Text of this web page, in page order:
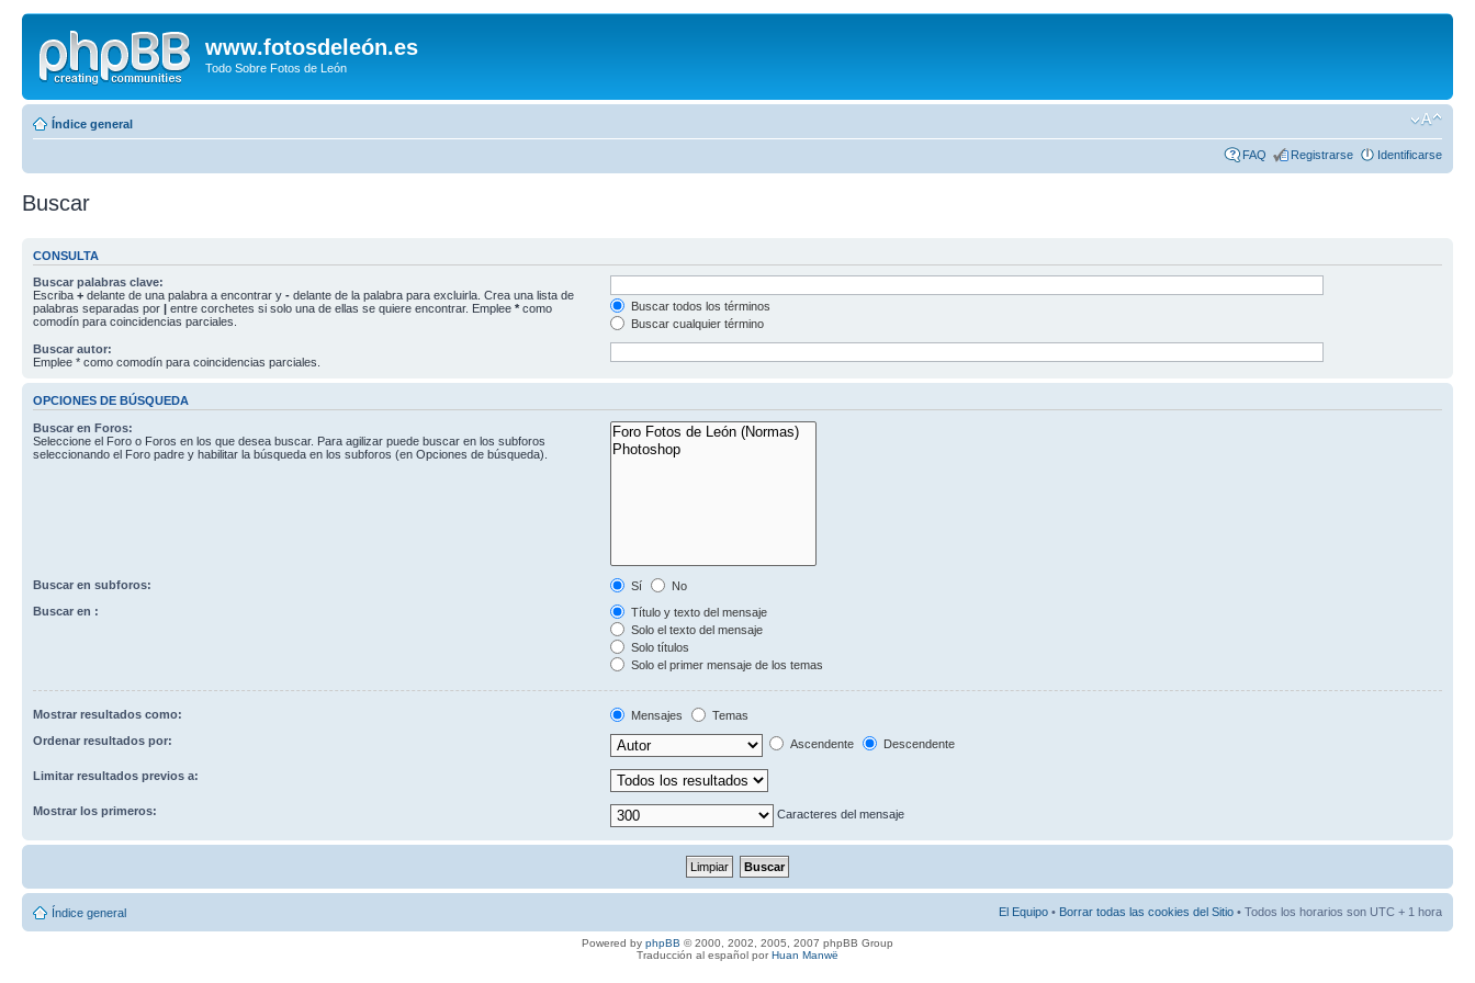
www.fotosdeleón.es
Todo Sobre Fotos de León
Índice general
FAQ Registrarse Identificarse
Buscar
CONSULTA
Buscar palabras clave:
Escriba + delante de una palabra a encontrar y - delante de la palabra para excluirla. Crea una lista de
palabras separadas por | entre corchetes si solo una de ellas se quiere encontrar. Emplee * como
comodín para coincidencias parciales.
Buscar todos los términos
Buscar cualquier término
Buscar autor:
Emplee * como comodín para coincidencias parciales.
OPCIONES DE BÚSQUEDA
Buscar en Foros:
Seleccione el Foro o Foros en los que desea buscar. Para agilizar puede buscar en los subforos
seleccionando el Foro padre y habilitar la búsqueda en los subforos (en Opciones de búsqueda).
Buscar en subforos: Sí
No
Buscar en :
Título y texto del mensaje
Solo el texto del mensaje
Solo títulos
Solo el primer mensaje de los temas
Mostrar resultados como: Mensajes
Temas
Ordenar resultados por:
Ascendente Descendente
Limitar resultados previos a:
Mostrar los primeros: Caracteres del mensaje
Índice general El Equipo • Borrar todas las cookies del Sitio • Todos los horarios son UTC + 1 hora
Powered by phpBB © 2000, 2002, 2005, 2007 phpBB Group
Traducción al español porHuan Manwë